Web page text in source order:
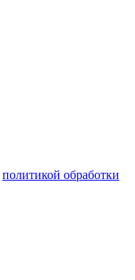
политикой обработки